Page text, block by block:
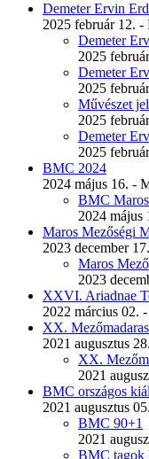
Demeter Ervin
2025 február 12. -
Demeter
2025
Demeter
2025
Művészet
2025
Demeter
2025
BMC 2024
2024 május 16. -
BMC
2024 május
Maros Mezőségi
2023 december
Maros
2023
XXVI. Ariadnae
2022 március 02.
XX. Mezőmadaras
2021 augusztus
XX.
2021
BMC országos
2021 augusztus
BMC 90+1
2021
BMC tagok